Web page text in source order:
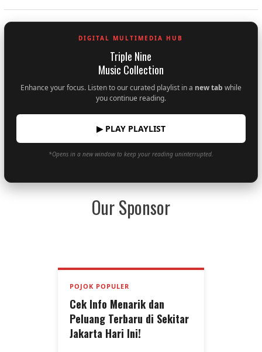
DIGITAL MULTIMEDIA HUB
Triple Nine
Music Collection
Enhance your focus. Listen to our curated playlist in a new tab while
you continue reading.
▶ PLAY PLAYLIST
*Opens in a new window to keep your reading uninterrupted.
Our Sponsor
POJOK POPULER
Cek Info Menarik dan
Peluang Terbaru di Sekitar
Jakarta Hari Ini!